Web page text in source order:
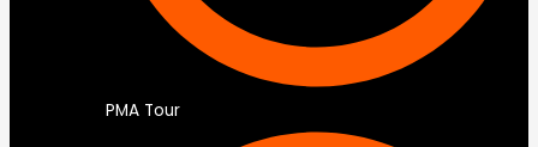
PMA Tour